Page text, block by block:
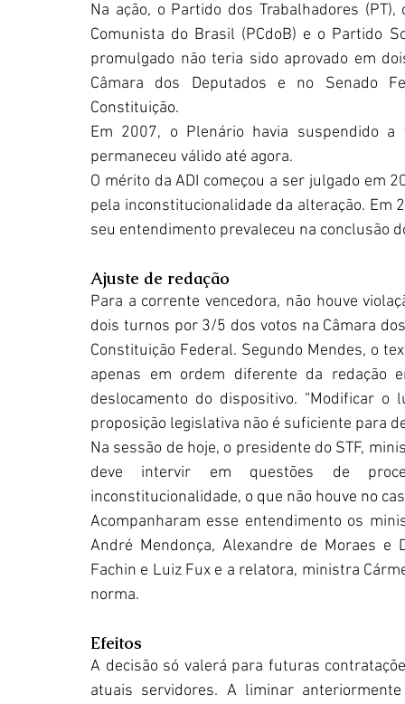
Na ação, o Partido dos Trabalhadores
Comunista do Brasil (PCdoB) e o Partido
promulgado não teria sido aprovado em
Câmara dos Deputados e no Senado
Constituição.
Em 2007, o Plenário havia suspendido
permaneceu válido até agora.
O mérito da ADI começou a ser julgado em
pela inconstitucionalidade da alteração. Em
seu entendimento prevaleceu na conclusão
Ajuste de redação
Para a corrente vencedora, não houve
dois turnos por 3/5 dos votos na Câmara
Constituição Federal. Segundo Mendes, o
apenas em ordem diferente da redação
deslocamento do dispositivo. “Modificar
proposição legislativa não é suficiente para
Na sessão de hoje, o presidente do STF,
deve intervir em questões de
inconstitucionalidade, o que não houve no
Acompanharam esse entendimento os
André Mendonça, Alexandre de Moraes e
Fachin e Luiz Fux e a relatora, ministra
norma.
Efeitos
A decisão só valerá para futuras
atuais servidores. A liminar